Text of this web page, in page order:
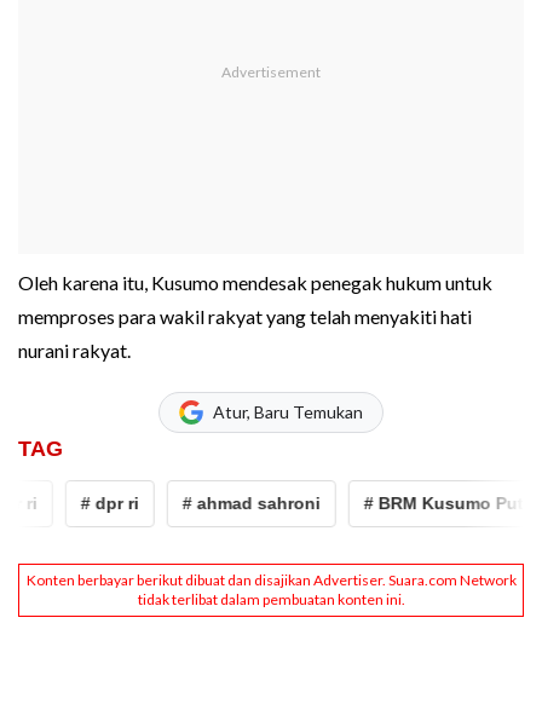
Oleh karena itu, Kusumo mendesak penegak hukum untuk
memproses para wakil rakyat yang telah menyakiti hati
nurani rakyat.
Atur, Baru Temukan
TAG
# dpr ri # ahmad sahroni # BRM Kusumo Putro